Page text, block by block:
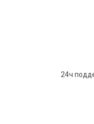
24ч